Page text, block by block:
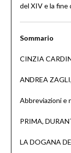
del XIV e la fine
Sommario
CINZIA
ANDREA
Abbreviazioni e
PRIMA,
LA DOGANA